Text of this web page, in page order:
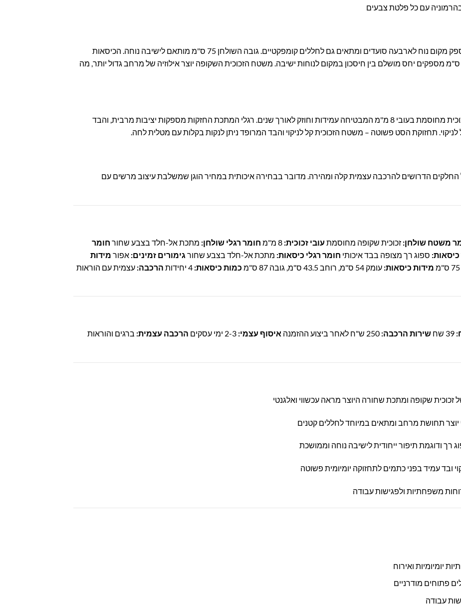
עם כל פלטת צבעים
השולחן בגודל אידיאלי של 140×80 ס"מ מספק מקום נוח לארבעה סועדים ומתאים גם לחללים קומפקטיים. גובה השולחן 75 ס"מ מותאם לישיבה נוחה. הכיסאות
במידות 54×43.5 ס"מ עם גובה כולל של 87 ס"מ מספקים יחס מושלם בין חיסכון במקום לנוחות ישיבה. משטח הזכוכית השקופה יוצר אילוזיה של מרחב גדול יותר, מה
הסט מיוצר מחומרים איכותיים במיוחד – זכוכית מחוסמת בעובי 8 מ"מ המבטיחה עמידות וחוזק לאורך שנים. רגלי המתכת החזקות מספקות יציבות מרבית, והבד
תחזוקת הסט פשוטה – משטח הזכוכית קל לניקוי והבד המרופד ניתן לנקות בקלות עם מטלית לחה.
הדרושים להרכבה עצמית קלה ומהירה. מדובר בבחירה איכותית במחיר הוגן שמשלבת עיצוב מרשים עם
משטח שולחן: זכוכית שקופה מחוסמת עובי זכוכית: חומר רגלי שולחן: מתכת אל-חלד בצבע שחור חומר
כיסאות: ספוג רך מצופה בבד איכותי חומר רגלי כיסאות: מתכת אל-חלד בצבע שחור גימורים זמינים: אפור מידות
מידות כיסאות: עומק 54 ס"מ, רוחב 43.5 ס"מ, גובה 87 ס"מ כמות כיסאות: הרכבה: עצמית עם הוראות
שירות הרכבה: איסוף עצמי: הרכבה עצמית: ברגים והוראות
זכוכית שקופה ומתכת שחורה היוצר מראה עכשווי ואלגנטי
תחושת מרחב ומתאים במיוחד לחללים קטנים
רך ודוגמת תיפור ייחודית לישיבה נוחה וממושכת
ובד עמיד בפני כתמים לתחזוקה יומיומית פשוטה
משפחתיות ולפגישות עבודה
יומיומיות ואירוח
פתוחים מודרניים
עבודה